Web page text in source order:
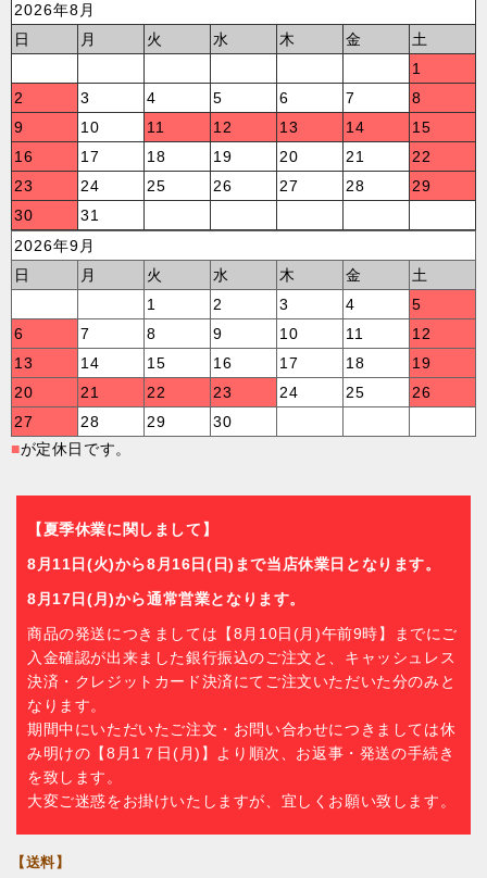
2026年8月
日
月 火 水 木 金
土
1
2
3 4 5 6 7
8
9
10 11 12 13 14
15
16
17 18 19 20 21
22
23
24 25 26 27 28
29
30
31
2026年9月
日
月 火 水 木 金
土
1
2 3 4
5
6
7 8 9 10 11
12
13
14 15 16 17 18
19
20
21 22 23 24 25
26
27
28 29
30
■が定休日です。
【夏季休業に関しまして】
8月11日(火)から8月16日(日)まで当店休業日となります。
8月17日(月)から通常営業となります。
商品の発送につきましては【8月10日(月)午前9時】までにご
入金確認が出来ました銀行振込のご注文と、キャッシュレス
決済・クレジットカード決済にてご注文いただいた分のみと
なります。
期間中にいただいたご注文・お問い合わせにつきましては休
み明けの【8月1７日(月)】より順次、お返事・発送の手続き
を致します。
大変ご迷惑をお掛けいたしますが、宜しくお願い致します。
【送料】